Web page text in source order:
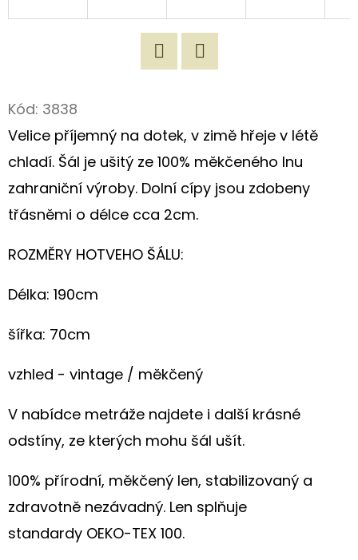
Kód: 3838
Velice příjemný na dotek, v zimě hřeje v létě
chladí. Šál je ušitý ze 100% měkčeného lnu
zahraniční výroby. Dolní cípy jsou zdobeny
třásněmi o délce cca 2cm.
ROZMĚRY HOTVEHO ŠÁLU:
Délka: 190cm
šířka: 70cm
vzhled - vintage / měkčený
V nabídce metráže najdete i další krásné
odstíny, ze kterých mohu šál ušít.
100% přírodní, měkčený len, stabilizovaný a
zdravotně nezávadný. Len splňuje
standardy OEKO-TEX 100.
P
Č
U
J
E
M
E
ZÁSTĚRA
REŽNÉHO
LNU
KVÍTKA"
Kč